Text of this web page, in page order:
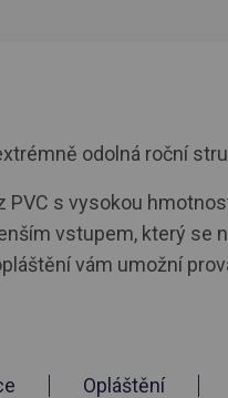
odolná roční
PVC s vysokou
vstupem, který se
vám umožní
Opláštění